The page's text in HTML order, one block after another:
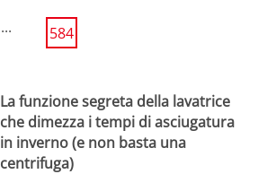
... 584
La funzione segreta della lavatrice
che dimezza i tempi di asciugatura
in inverno (e non basta una
centrifuga)